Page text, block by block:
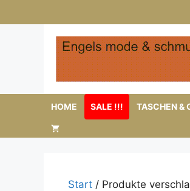
Inhalt
HOME SALE !!! TASCHEN &
Start / Produkte